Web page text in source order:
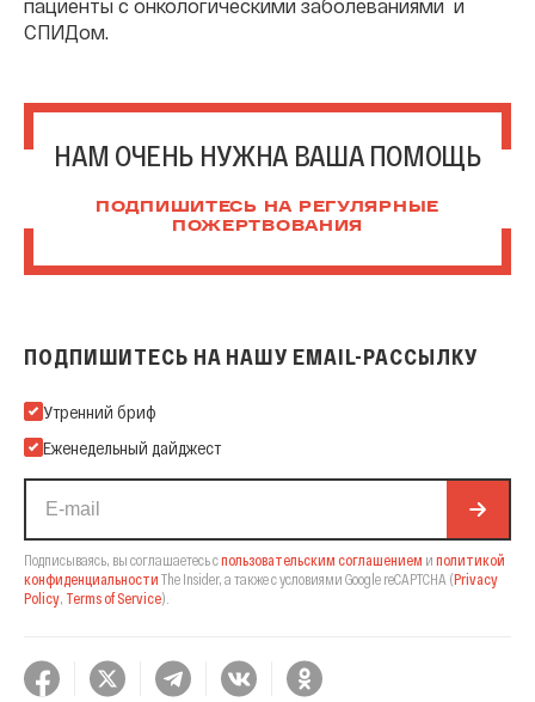
пациенты с онкологическими заболеваниями и
СПИДом.
НАМ ОЧЕНЬ НУЖНА ВАША ПОМОЩЬ
ПОДПИШИТЕСЬ НА РЕГУЛЯРНЫЕ
ПОЖЕРТВОВАНИЯ
ПОДПИШИТЕСЬ НА НАШУ EMAIL-РАССЫЛКУ
Подпишитесь на нашу Email-рассылку
Утренний бриф
Еженедельный дайджест
Подписываясь, вы соглашаетесь спользовательским соглашением и политикой
конфиденциальности The Insider, а также с условиями Google reCAPTCHA (Privacy
Policy, Terms of Service).